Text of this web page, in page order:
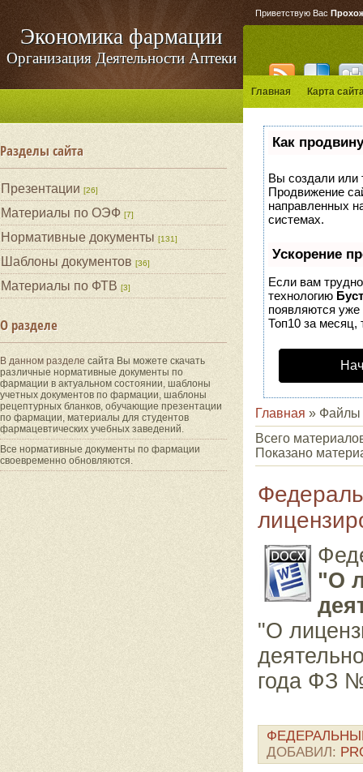
Экономика фармации
Организация Деятельности Аптеки
Разделы сайта
Презентации [26]
Материалы по ОЭФ [7]
Нормативные документы [131]
Шаблоны документов [36]
Материалы по ФТВ [3]
О разделе
В данном разделе сайта Вы можете скачать
различные нормативные документы по
фармации в актуальном состоянии, шаблоны
учетных документов по фармации, шаблоны
рецептурных бланков, обучающие презентации
по фармации, материалы для студентов
фармацевтических учебных заведений.
Все нормативные документы по фармации
своевременно обновляются.
Приветствую Вас
Главная Карта
Как
Вы создали или
Продвижение
направленных
системах.
Ускорение
Если вам
технологию Буст
появляются уже
Топ10 за месяц,
Главная » Файлы
Всего
Показано
"О
"О
года ФЗ
ДОБАВИЛ: